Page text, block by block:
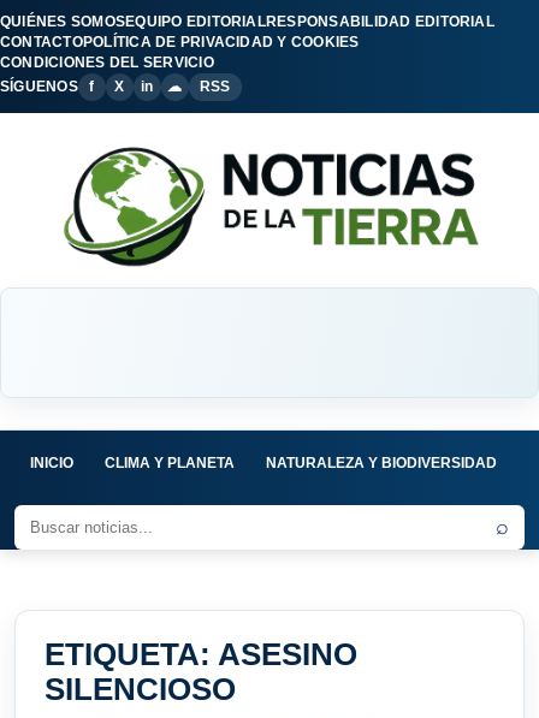
QUIÉNES SOMOSEQUIPO EDITORIALRESPONSABILIDAD EDITORIAL
CONTACTOPOLÍTICA DE PRIVACIDAD Y COOKIES
CONDICIONES DEL SERVICIO
SÍGUENOS
f X in ☁ RSS
INICIO CLIMA Y PLANETA NATURALEZA Y BIODIVERSIDAD
⌕
ETIQUETA: ASESINO
SILENCIOSO